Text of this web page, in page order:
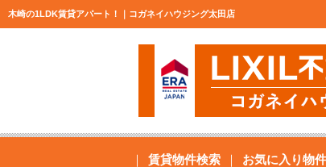
木崎の1LDK賃貸アパート！｜コガネイハウジング太田店
賃貸物件検索 お気に入り物件